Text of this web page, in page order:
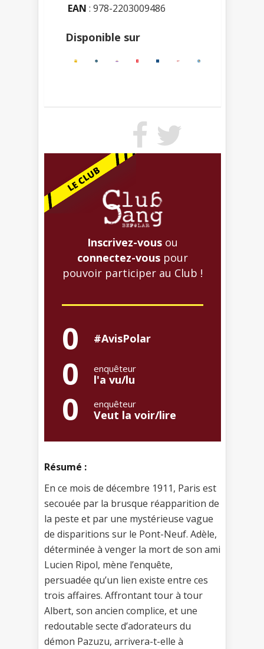
EAN : 978-2203009486
Disponible sur
Inscrivez-vous ou
connectez-vous pour
pouvoir participer au Club !
0 #AvisPolar
0 enquêteur
l'a vu/lu
0 enquêteur
Veut la voir/lire
Résumé :
En ce mois de décembre 1911, Paris est
secouée par la brusque réapparition de
la peste et par une mystérieuse vague
de disparitions sur le Pont-Neuf. Adèle,
déterminée à venger la mort de son ami
Lucien Ripol, mène l’enquête,
persuadée qu’un lien existe entre ces
trois affaires. Affrontant tour à tour
Albert, son ancien complice, et une
redoutable secte d’adorateurs du
démon Pazuzu, arrivera-t-elle à